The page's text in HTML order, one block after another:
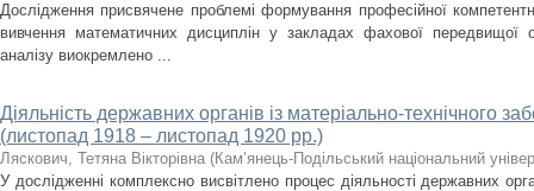
Дослідження присвячене проблемі формування професійної
вивчення математичних дисциплін у закладах фахової передвищої
аналізу виокремлено ...
Діяльність державних органів із матеріально-технічного
(листопад 1918 – листопад 1920 рр.)
Ляскович, Тетяна Вікторівна (Кам’янець-Подільський національний
У дослідженні комплексно висвітлено процес діяльності державних